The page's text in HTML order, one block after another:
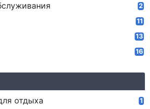
2
11
13
16
отдыха 1